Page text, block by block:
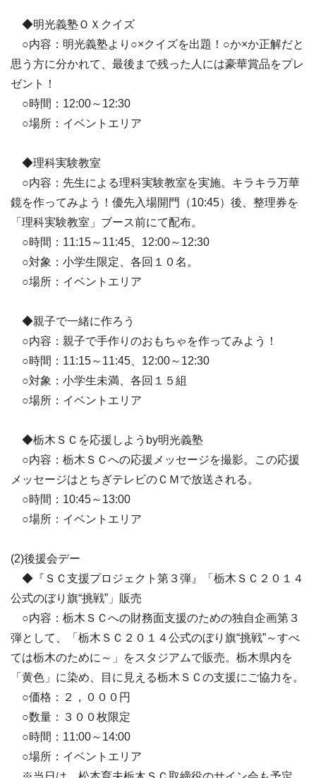
◆明光義塾ＯＸクイズ
○内容：明光義塾より○×クイズを出題！○か×か正解だと
思う方に分かれて、最後まで残った人には豪華賞品をプレ
ゼント！
○時間：12:00～12:30
○場所：イベントエリア
◆理科実験教室
○内容：先生による理科実験教室を実施。キラキラ万華
鏡を作ってみよう！優先入場開門（10:45）後、整理券を
「理科実験教室」ブース前にて配布。
○時間：11:15～11:45、12:00～12:30
○対象：小学生限定、各回１０名。
○場所：イベントエリア
◆親子で一緒に作ろう
○内容：親子で手作りのおもちゃを作ってみよう！
○時間：11:15～11:45、12:00～12:30
○対象：小学生未満、各回１５組
○場所：イベントエリア
◆栃木ＳＣを応援しようby明光義塾
○内容：栃木ＳＣへの応援メッセージを撮影。この応援
メッセージはとちぎテレビのＣＭで放送される。
○時間：10:45～13:00
○場所：イベントエリア
(2)後援会デー
◆『ＳＣ支援プロジェクト第３弾』「栃木ＳＣ２０１４
公式のぼり旗“挑戦”」販売
○内容：栃木ＳＣへの財務面支援のための独自企画第３
弾として、「栃木ＳＣ２０１４公式のぼり旗“挑戦”～すべ
ては栃木のために～」をスタジアムで販売。栃木県内を
「黄色」に染め、目に見える栃木ＳＣの支援にご協力を。
○価格：２，０００円
○数量：３００枚限定
○時間：11:00～14:00
○場所：イベントエリア